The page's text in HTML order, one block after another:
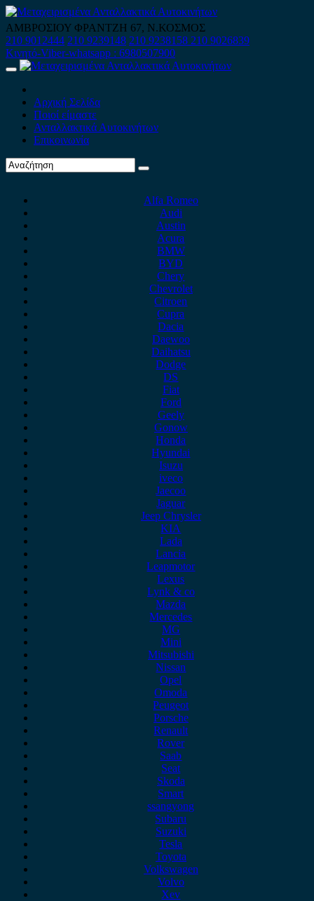
Skip
to
content
ΑΜΒΡΟΣΙΟΥ ΦΡΑΝΤΖΗ 67, Ν.ΚΟΣΜΟΣ
210 9012444 210 9239148 210 9238158 210 9026839
Κινητό-Viber-whatsapp : 6980507900
Primary
Αρχική Σελίδα
Ποιοί είμαστε
Ανταλλακτικά Αυτοκινήτων
Επικοινωνία
Alfa Romeo
Audi
Austin
Acura
BMW
BYD
Chery
Chevrolet
Citroen
Cupra
Dacia
Daewoo
Daihatsu
Dodge
DS
Fiat
Ford
Geely
Gonow
Honda
Hyundai
Isuzu
iveco
Jaecoo
Jaguar
Jeep Chrysler
KIA
Lada
Lancia
Leapmotor
Lexus
Lynk & co
Mazda
Mercedes
MG
Mini
Mitsubishi
Nissan
Opel
Omoda
Peugeot
Porsche
Renault
Rover
Saab
Seat
Skoda
Smart
ssangyong
Subaru
Suzuki
Tesla
Toyota
Volkswagen
Volvo
Xev